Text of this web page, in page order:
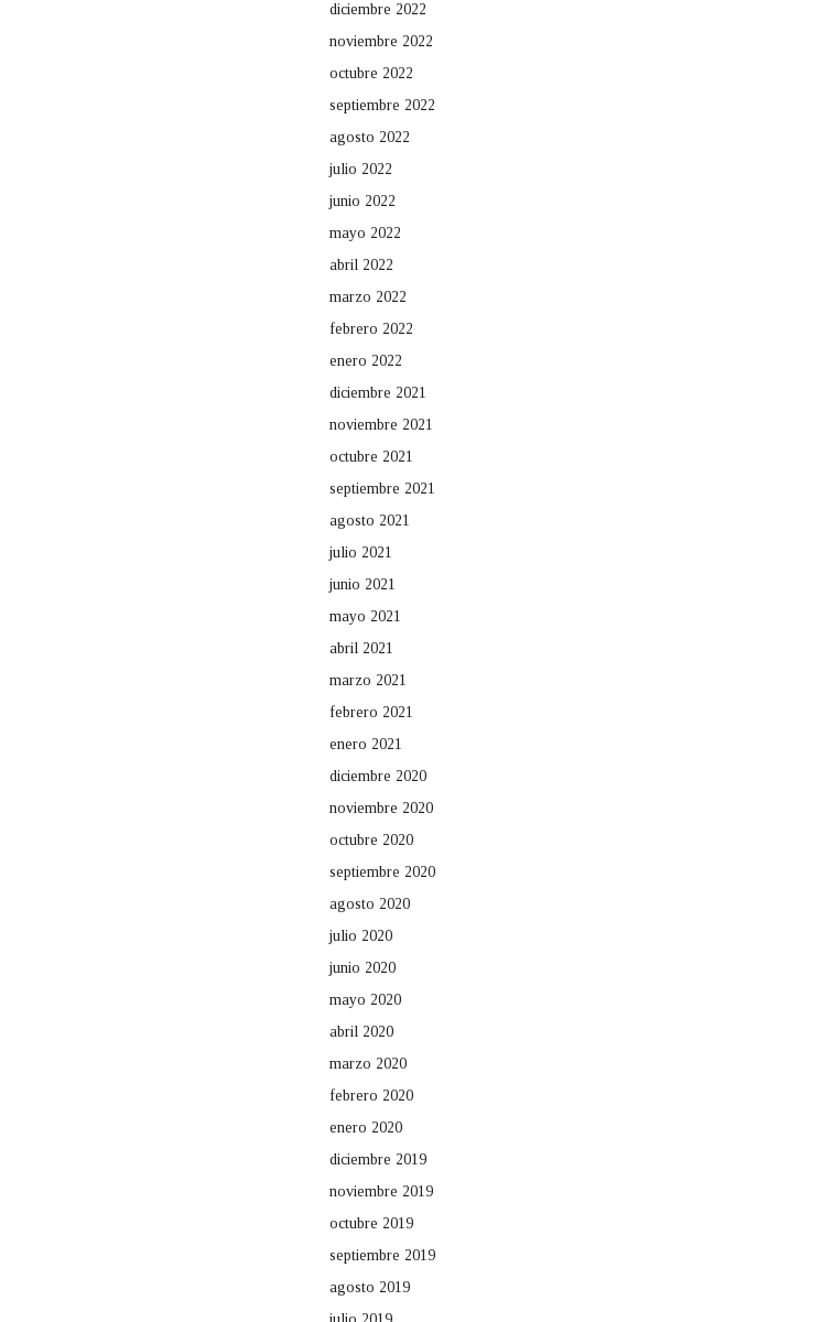
diciembre 2022
noviembre 2022
octubre 2022
septiembre 2022
agosto 2022
julio 2022
junio 2022
mayo 2022
abril 2022
marzo 2022
febrero 2022
enero 2022
diciembre 2021
noviembre 2021
octubre 2021
septiembre 2021
agosto 2021
julio 2021
junio 2021
mayo 2021
abril 2021
marzo 2021
febrero 2021
enero 2021
diciembre 2020
noviembre 2020
octubre 2020
septiembre 2020
agosto 2020
julio 2020
junio 2020
mayo 2020
abril 2020
marzo 2020
febrero 2020
enero 2020
diciembre 2019
noviembre 2019
octubre 2019
septiembre 2019
agosto 2019